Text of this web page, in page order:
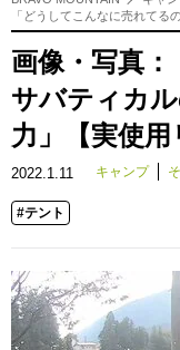
「どうしてこんなに売れてる
画像・写真
サバティカ
力」【実使用
2022.1.11 キャンプ
#テント